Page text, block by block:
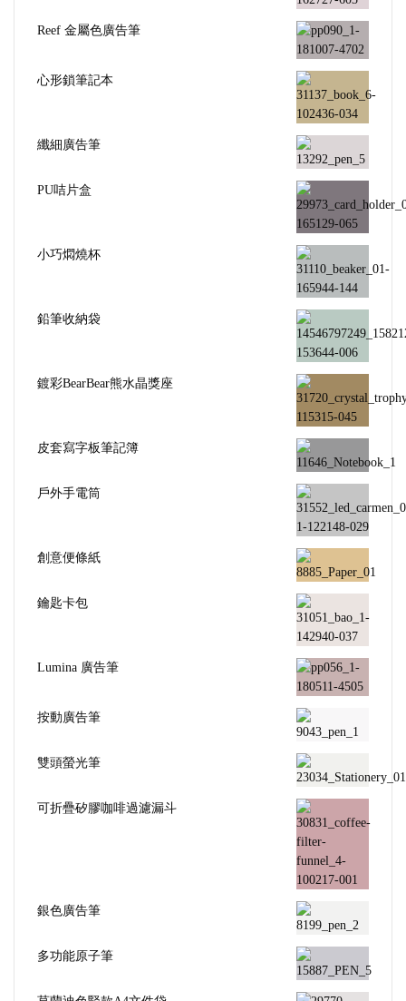
Reef 金屬色廣告筆
心形鎖筆記本
纖細廣告筆
PU咭片盒
小巧燜燒杯
鉛筆收納袋
鍍彩BearBear熊水晶獎座
皮套寫字板筆記簿
戶外手電筒
創意便條紙
鑰匙卡包
Lumina 廣告筆
按動廣告筆
雙頭螢光筆
可折疊矽膠咖啡過濾漏斗
銀色廣告筆
多功能原子筆